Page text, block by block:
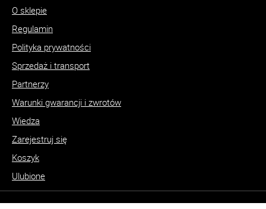
O sklepie
Regulamin
Polityka prywatności
Sprzedaż i transport
Partnerzy
Warunki gwarancji i zwrotów
Wiedza
Zarejestruj się
Koszyk
Ulubione